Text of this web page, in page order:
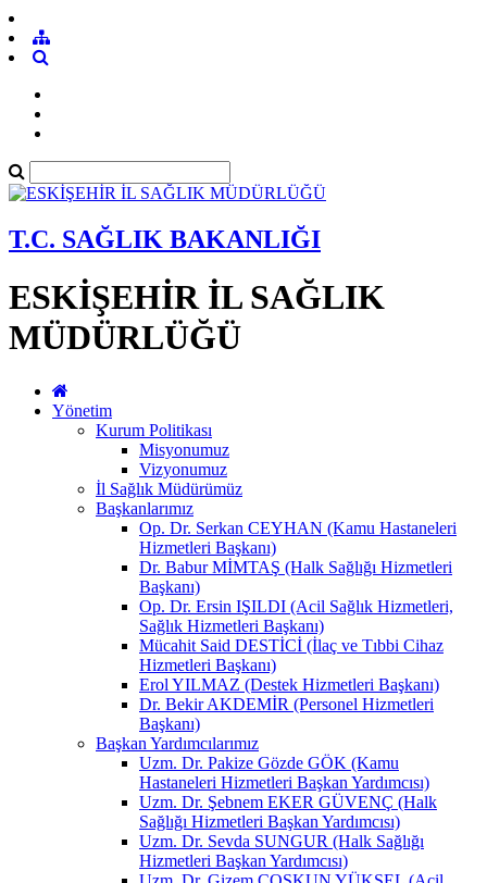
T.C. SAĞLIK BAKANLIĞI
ESKİŞEHİR İL SAĞLIK
MÜDÜRLÜĞÜ
Yönetim
Kurum Politikası
Misyonumuz
Vizyonumuz
İl Sağlık Müdürümüz
Başkanlarımız
Op. Dr. Serkan CEYHAN (Kamu Hastaneleri
Hizmetleri Başkanı)
Dr. Babur MİMTAŞ (Halk Sağlığı Hizmetleri
Başkanı)
Op. Dr. Ersin IŞILDI (Acil Sağlık Hizmetleri,
Sağlık Hizmetleri Başkanı)
Mücahit Said DESTİCİ (İlaç ve Tıbbi Cihaz
Hizmetleri Başkanı)
Erol YILMAZ (Destek Hizmetleri Başkanı)
Dr. Bekir AKDEMİR (Personel Hizmetleri
Başkanı)
Başkan Yardımcılarımız
Uzm. Dr. Pakize Gözde GÖK (Kamu
Hastaneleri Hizmetleri Başkan Yardımcısı)
Uzm. Dr. Şebnem EKER GÜVENÇ (Halk
Sağlığı Hizmetleri Başkan Yardımcısı)
Uzm. Dr. Sevda SUNGUR (Halk Sağlığı
Hizmetleri Başkan Yardımcısı)